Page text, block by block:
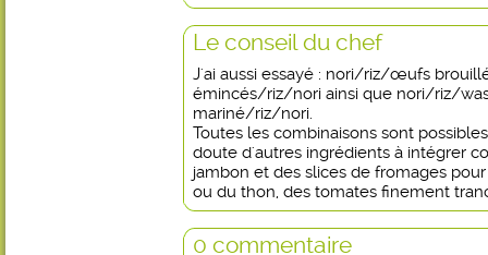
Le conseil du chef
J'ai aussi essayé : nori/riz/œufs
émincés/riz/nori ainsi que nori/riz/
mariné/riz/nori.
Toutes les combinaisons sont
doute d'autres ingrédients à intégrer
jambon et des slices de fromages
ou du thon, des tomates finement
0 commentaire